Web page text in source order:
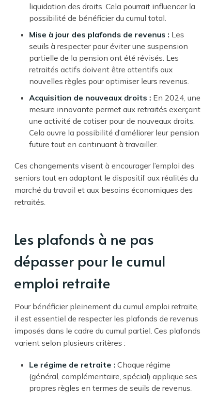
liquidation des droits. Cela pourrait influencer la
possibilité de bénéficier du cumul total.
Mise à jour des plafonds de revenus : Les
seuils à respecter pour éviter une suspension
partielle de la pension ont été révisés. Les
retraités actifs doivent être attentifs aux
nouvelles règles pour optimiser leurs revenus.
Acquisition de nouveaux droits : En 2024, une
mesure innovante permet aux retraités exerçant
une activité de cotiser pour de nouveaux droits.
Cela ouvre la possibilité d’améliorer leur pension
future tout en continuant à travailler.
Ces changements visent à encourager l’emploi des
seniors tout en adaptant le dispositif aux réalités du
marché du travail et aux besoins économiques des
retraités.
Les plafonds à ne pas
dépasser pour le cumul
emploi retraite
Pour bénéficier pleinement du cumul emploi retraite,
il est essentiel de respecter les plafonds de revenus
imposés dans le cadre du cumul partiel. Ces plafonds
varient selon plusieurs critères :
Le régime de retraite : Chaque régime
(général, complémentaire, spécial) applique ses
propres règles en termes de seuils de revenus.